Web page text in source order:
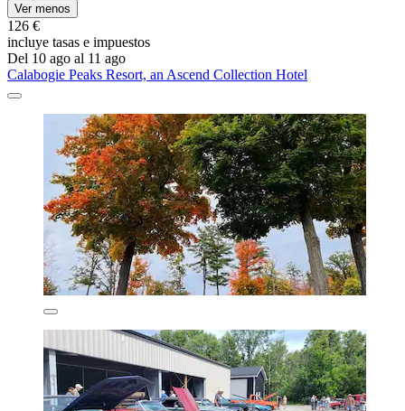
Ver menos
126 €
incluye tasas e impuestos
Del 10 ago al 11 ago
Calabogie Peaks Resort, an Ascend Collection Hotel